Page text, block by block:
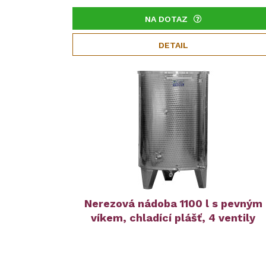
NA DOTAZ
DETAIL
Nerezová nádoba 1100 l s pevným
víkem, chladící plášť, 4 ventily